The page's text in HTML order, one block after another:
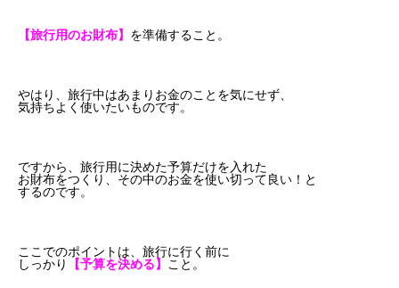
【旅行用のお財布】 を準備すること。
やはり、旅行中はあまりお金のことを気にせず、
気持ちよく使いたいものです。
ですから、旅行用に決めた予算だけを入れた
お財布をつくり、その中のお金を使い切って良い！と
するのです。
ここでのポイントは、旅行に行く前に
しっかり
【予算を決める】 こと。